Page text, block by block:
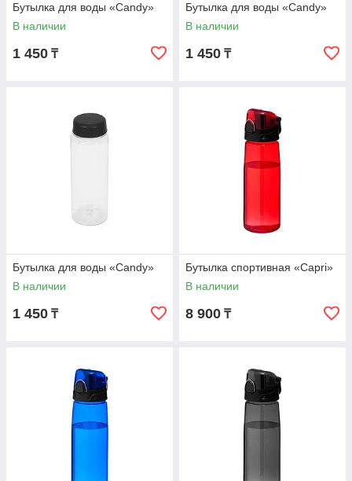
Бутылка для воды «Candy»
В наличии
1 450 ₸
Бутылка для воды «Candy»
В наличии
1 450 ₸
Бутылка для воды «Candy»
В наличии
1 450 ₸
Бутылка спортивная «Capri»
В наличии
8 900 ₸